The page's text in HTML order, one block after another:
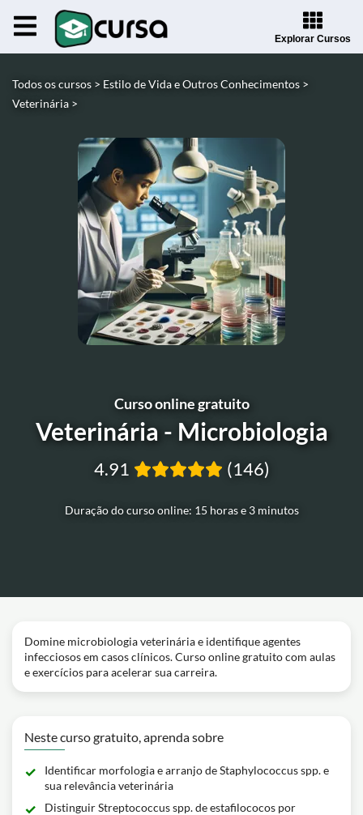
Explorar Cursos
Todos os cursos > Estilo de Vida e Outros Conhecimentos >
Veterinária >
Curso online gratuito
Veterinária - Microbiologia
Duração do curso online: 15 horas e 3 minutos
4.91 (146)
Domine microbiologia veterinária e identifique agentes
infecciosos em casos clínicos. Curso online gratuito com aulas
e exercícios para acelerar sua carreira.
Neste curso gratuito, aprenda sobre
Identificar morfologia e arranjo de Staphylococcus spp. e
sua relevância veterinária
Distinguir Streptococcus spp. de estafilococos por